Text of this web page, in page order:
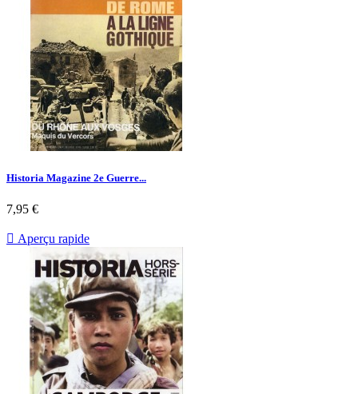
Historia Magazine 2e Guerre...
Prix
7,95 €
 Aperçu rapide